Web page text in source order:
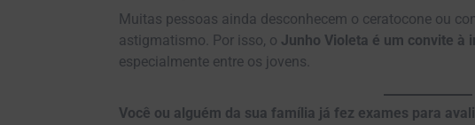
Muitas pessoas ainda desconhecem o ceratocone ou
astigmatismo. Por isso, o Junho Violeta é um convite à
especialmente entre os jovens.
Você ou alguém da sua família já fez exames para